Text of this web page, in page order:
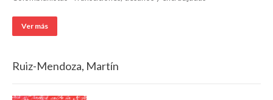
Ver más
Ruiz-Mendoza, Martín